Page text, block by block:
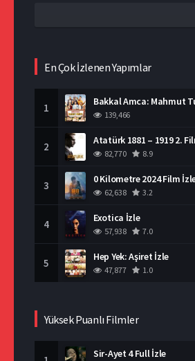
En Çok İzlenen Yapımlar
1 Bakkal Amca: Mahmut
139,466
2 Atatürk 1881 – 1919 2.
82,770 8.9
3 0 Kilometre 2024 Film
62,638 3.2
4 Exotica İzle
57,938 7.0
5 Hep Yek: Aşiret İzle
47,877 1.0
Yüksek Puanlı Filmler
Sir-Ayet 4 Full İzle